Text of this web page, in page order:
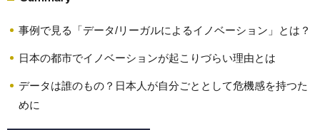
事例で見る「データ/リーガルによるイノベーション」とは？
日本の都市でイノベーションが起こりづらい理由とは
データは誰のもの？日本人が自分ごととして危機感を持つた
めに